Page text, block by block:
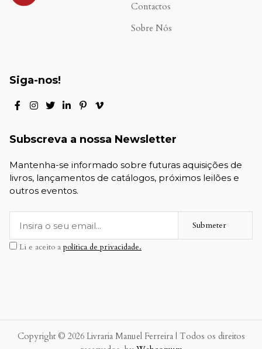
Contactos
Sobre Nós
Siga-nos!
Subscreva a nossa Newsletter
Mantenha-se informado sobre futuras aquisições de
livros, lançamentos de catálogos, próximos leilões e
outros eventos.
Submeter
Li e aceito a política de privacidade.
Copyright © 2026 Livraria Manuel Ferreira | Todos os direitos